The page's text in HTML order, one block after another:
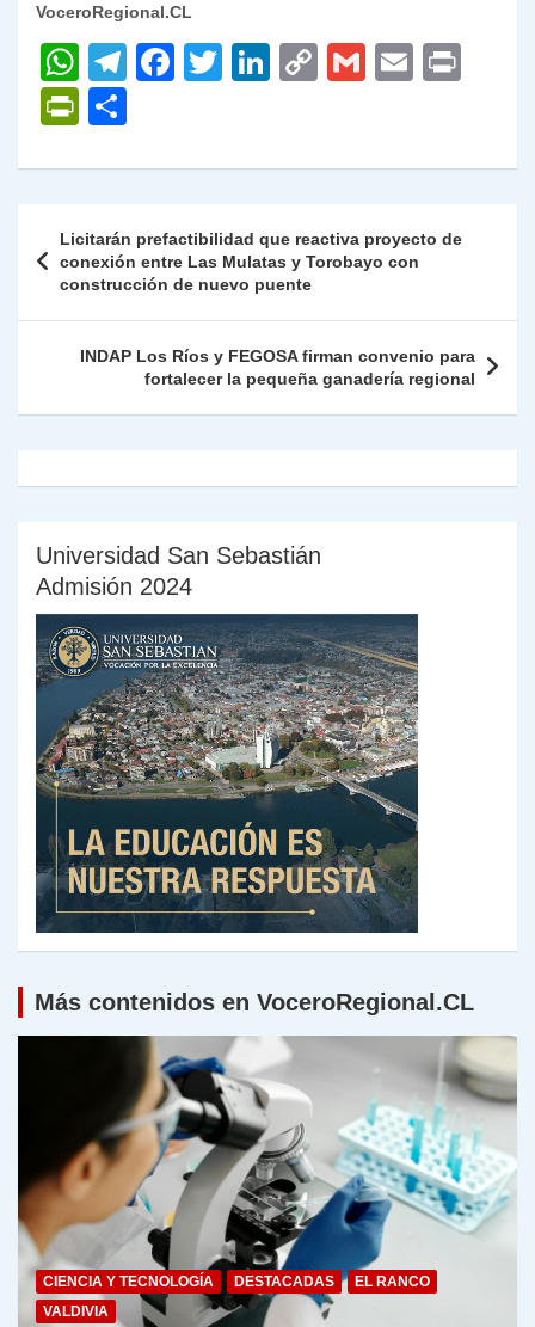
VoceroRegional.CL
W
h
at
s
p
p
T
gr
m
F
e
o
o
k
T
er
Li
e
n
C
y
n
G
l
E
l
P
nt
Fr
ie
n
dl
y
m
ar
tir
de
entradas
Licitarán prefactibilidad que reactiva proyecto de
conexión entre Las Mulatas y Torobayo con
construcción de nuevo puente
INDAP Los Ríos y FEGOSA firman convenio para
fortalecer la pequeña ganadería regional
Universidad San Sebastián
Admisión 2024
Más contenidos en VoceroRegional.CL
CIENCIA Y TECNOLOGÍA DESTACADAS
EL RANCO
VALDIVIA